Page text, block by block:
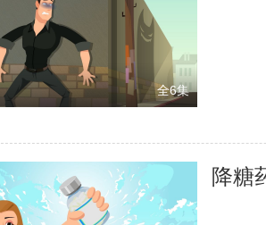
全6集
降糖